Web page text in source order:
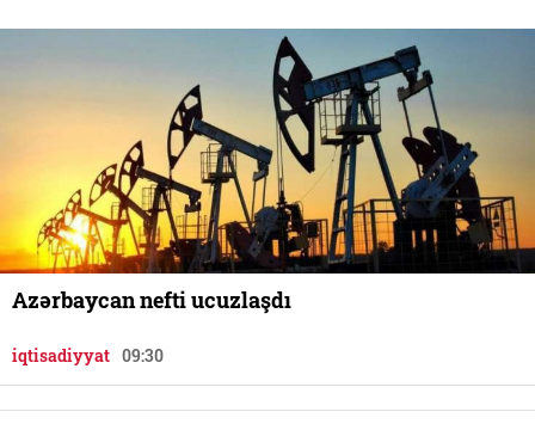
Azərbaycan nefti ucuzlaşdı
iqtisadiyyat 09:30